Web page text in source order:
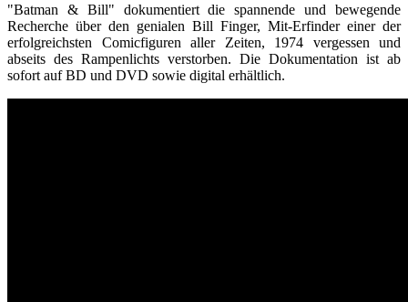
"Batman & Bill" dokumentiert die spannende und bewegende
Recherche über den genialen Bill Finger, Mit-Erfinder einer der
erfolgreichsten Comicfiguren aller Zeiten, 1974 vergessen und
abseits des Rampenlichts verstorben. Die Dokumentation ist ab
sofort auf BD und DVD sowie digital erhältlich.